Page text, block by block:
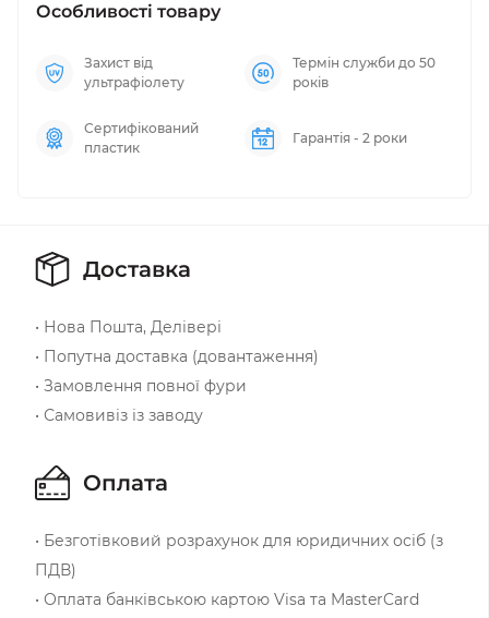
Особливості товару
Захист від
ультрафіолету
Термін служби до 50
років
Сертифікований
пластик
Гарантія - 2 роки
Доставка
• Нова Пошта, Делівері
• Попутна доставка (довантаження)
• Замовлення повної фури
• Самовивіз із заводу
Оплата
• Безготівковий розрахунок для юридичних осіб (з
ПДВ)
• Оплата банківською картою Visa та MasterCard